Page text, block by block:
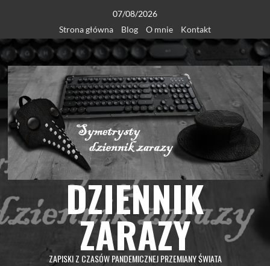
content
07/08/2026
Strona główna
Blog O mnie Kontakt
DZIENNIK
ZARAZY
ZAPISKI Z CZASÓW PANDEMICZNEJ PRZEMIANY ŚWIATA